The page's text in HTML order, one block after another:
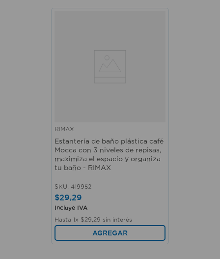
RIMAX
Estantería de baño plástica café
Mocca con 3 niveles de repisas,
maximiza el espacio y organiza
tu baño - RIMAX
SKU: 419952
$29,29
Incluye IVA
Hasta 1x $29 29 sin interés
AGREGAR